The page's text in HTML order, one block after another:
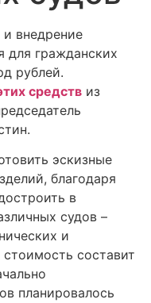
и внедрение
для гражданских
рублей.
средств из
эскизные
благодаря
в
судов –
и
составит
планировалось